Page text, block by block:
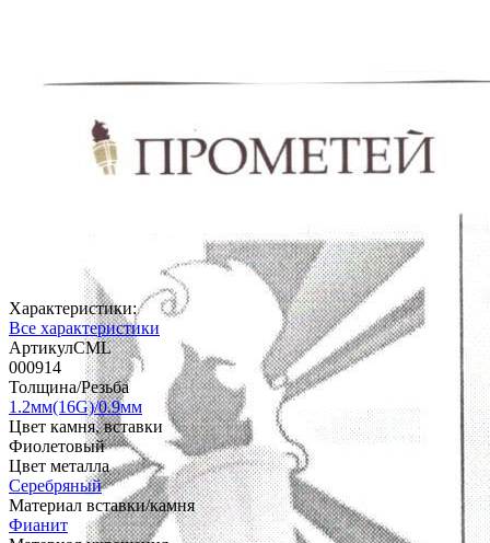
Характеристики:
Все характеристики
АртикулCML
000914
Толщина/Резьба
1.2мм(16G)/0.9мм
Цвет камня, вставки
Фиолетовый
Цвет металла
Серебряный
Материал вставки/камня
Фианит